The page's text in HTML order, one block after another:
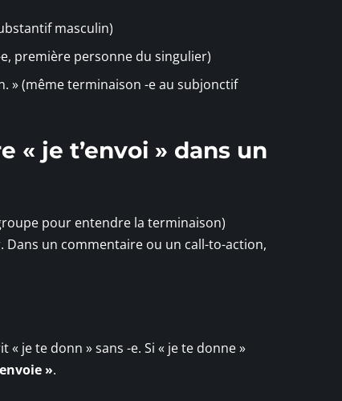
masculin)
première personne du singulier)
» (même terminaison -e au subjonctif
« je t’envoi » dans un
pour entendre la terminaison)
un commentaire ou un call-to-action,
« je te donn » sans -e. Si « je te donne »
».